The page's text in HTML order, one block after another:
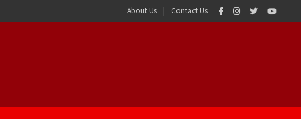
About Us Contact Us